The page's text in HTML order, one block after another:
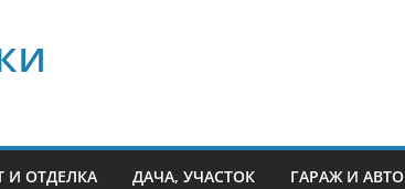
И ОТДЕЛКА ДАЧА, УЧАСТОК ГАРАЖ И АВТО